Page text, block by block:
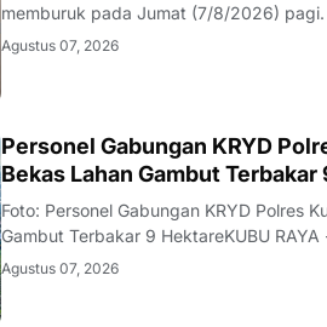
memburuk pada Jumat (7/8/2026)
Klimatologi, dan Geofisika (BMKG) yang
Agustus 07, 2026
Personel Gabungan KRYD
Bekas Lahan Gambut Terbakar
Foto: Personel Gabungan KRYD Polres
Gambut Terbakar 9 HektareKUBU
yang menghitam di Jalan Rasau Jaya,
Agustus 07, 2026